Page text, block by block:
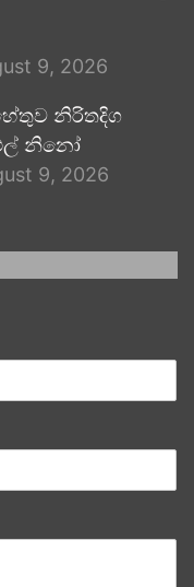
9, 2026
නිරිතදිග
නිනෝ
9, 2026